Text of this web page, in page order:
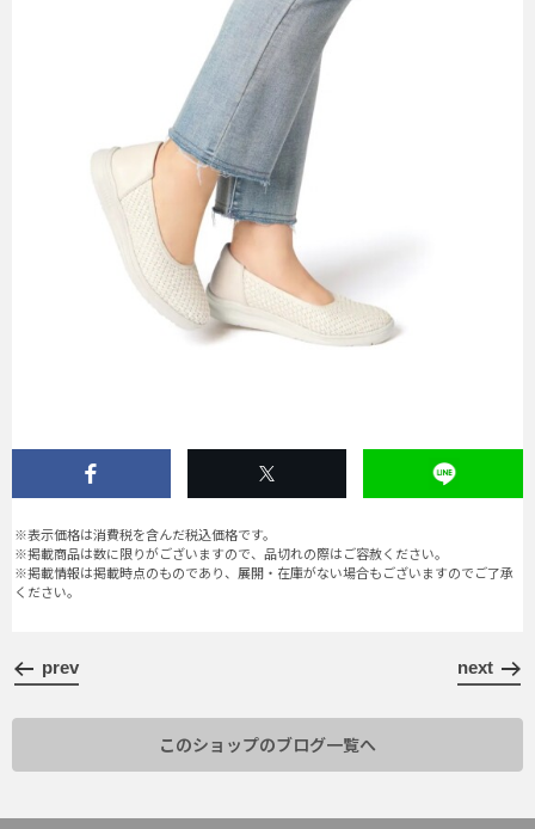
※表示価格は消費税を含んだ税込価格です。
※掲載商品は数に限りがございますので、品切れの際はご容赦ください。
※掲載情報は掲載時点のものであり、展開・在庫がない場合もございますのでご了承
ください。
prev next
このショップのブログ一覧へ